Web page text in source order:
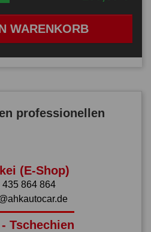
WARENKORB
professionellen
(E-Shop)
435 864 864
Tschechien